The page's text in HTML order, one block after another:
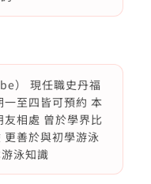
） 現任職史丹福
至四皆可預約 本
相處 曾於學界比
善於與初學游泳
泳知識